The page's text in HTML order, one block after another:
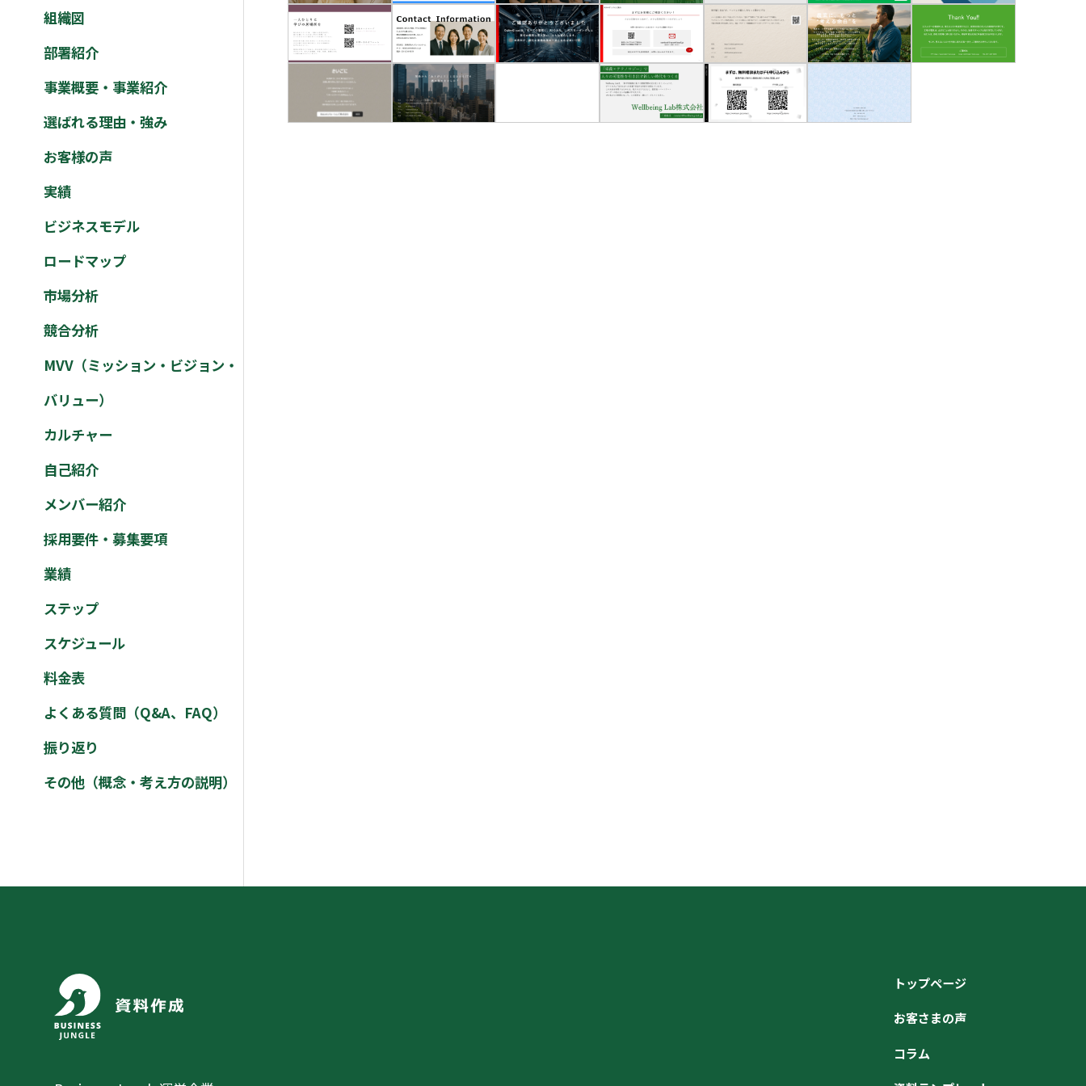
組織図
部署紹介
事業概要・事業紹介
選ばれる理由・強み
お客様の声
実績
ビジネスモデル
ロードマップ
市場分析
競合分析
MVV（ミッション・ビジョン・
バリュー）
カルチャー
自己紹介
メンバー紹介
採用要件・募集要項
業績
ステップ
スケジュール
料金表
よくある質問（Q&A、FAQ）
振り返り
その他（概念・考え方の説明）
トップページ
お客さまの声
コラム